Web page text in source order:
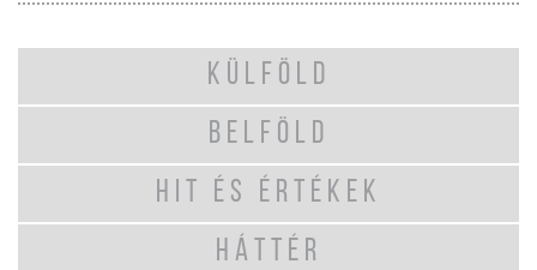
KÜLFÖLD
BELFÖLD
HIT ÉS ÉRTÉKEK
HÁTTÉR